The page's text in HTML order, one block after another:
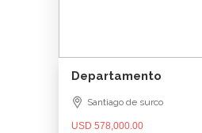
Departamento
Santiago de surco
USD 578,000.00